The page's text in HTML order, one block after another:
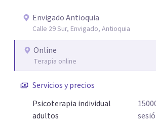
Envigado Antioquia
Calle 29 Sur, Envigado, Antioquia
Online
Terapia online
Servicios y precios
Psicoterapia individual
adultos